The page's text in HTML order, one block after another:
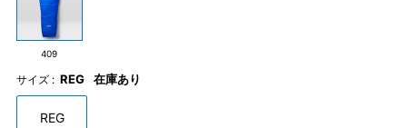
409
サイズ : REG 在庫あり
REG